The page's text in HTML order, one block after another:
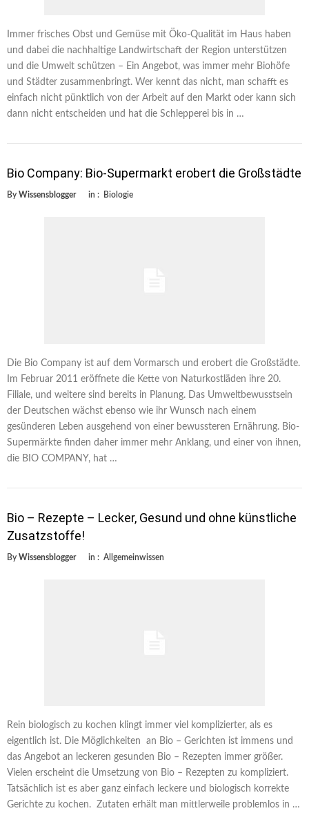
Immer frisches Obst und Gemüse mit Öko-Qualität im Haus haben
und dabei die nachhaltige Landwirtschaft der Region unterstützen
und die Umwelt schützen – Ein Angebot, was immer mehr Biohöfe
und Städter zusammenbringt. Wer kennt das nicht, man schafft es
einfach nicht pünktlich von der Arbeit auf den Markt oder kann sich
dann nicht entscheiden und hat die Schlepperei bis in …
Bio Company: Bio-Supermarkt erobert die Großstädte
By Wissensblogger in : Biologie
Die Bio Company ist auf dem Vormarsch und erobert die Großstädte.
Im Februar 2011 eröffnete die Kette von Naturkostläden ihre 20.
Filiale, und weitere sind bereits in Planung. Das Umweltbewusstsein
der Deutschen wächst ebenso wie ihr Wunsch nach einem
gesünderen Leben ausgehend von einer bewussteren Ernährung. Bio-
Supermärkte finden daher immer mehr Anklang, und einer von ihnen,
die BIO COMPANY, hat …
Bio – Rezepte – Lecker, Gesund und ohne künstliche
Zusatzstoffe!
By Wissensblogger in : Allgemeinwissen
Rein biologisch zu kochen klingt immer viel komplizierter, als es
eigentlich ist. Die Möglichkeiten an Bio – Gerichten ist immens und
das Angebot an leckeren gesunden Bio – Rezepten immer größer.
Vielen erscheint die Umsetzung von Bio – Rezepten zu kompliziert.
Tatsächlich ist es aber ganz einfach leckere und biologisch korrekte
Gerichte zu kochen. Zutaten erhält man mittlerweile problemlos in …